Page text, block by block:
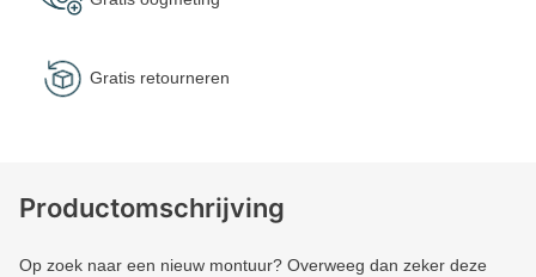
Gratis retourneren
Productomschrijving
Op zoek naar een nieuw montuur? Overweeg dan zeker deze